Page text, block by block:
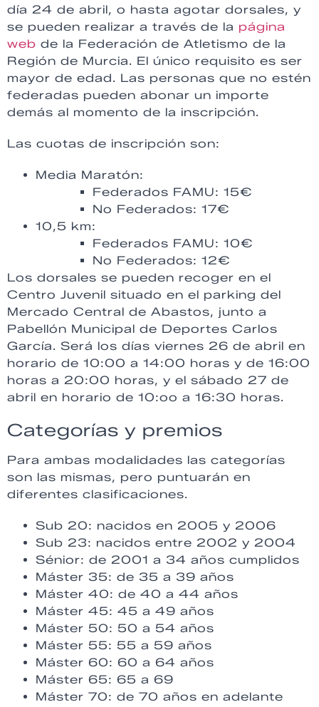
día 24 de abril, o hasta agotar dorsales, y
se pueden realizar a través de la página
web de la Federación de Atletismo de la
Región de Murcia. El único requisito es ser
mayor de edad. Las personas que no estén
federadas pueden abonar un importe
demás al momento de la inscripción.
Las cuotas de inscripción son:
Media Maratón:
Federados FAMU: 15€
No Federados: 17€
10,5 km:
Federados FAMU: 10€
No Federados: 12€
Los dorsales se pueden recoger en el
Centro Juvenil situado en el parking del
Mercado Central de Abastos, junto a
Pabellón Municipal de Deportes Carlos
García. Será los días viernes 26 de abril en
horario de 10:00 a 14:00 horas y de 16:00
horas a 20:00 horas, y el sábado 27 de
abril en horario de 10:oo a 16:30 horas.
Categorías y premios
Para ambas modalidades las categorías
son las mismas, pero puntuarán en
diferentes clasificaciones.
Sub 20: nacidos en 2005 y 2006
Sub 23: nacidos entre 2002 y 2004
Sénior: de 2001 a 34 años cumplidos
Máster 35: de 35 a 39 años
Máster 40: de 40 a 44 años
Máster 45: 45 a 49 años
Máster 50: 50 a 54 años
Máster 55: 55 a 59 años
Máster 60: 60 a 64 años
Máster 65: 65 a 69
Máster 70: de 70 años en adelante